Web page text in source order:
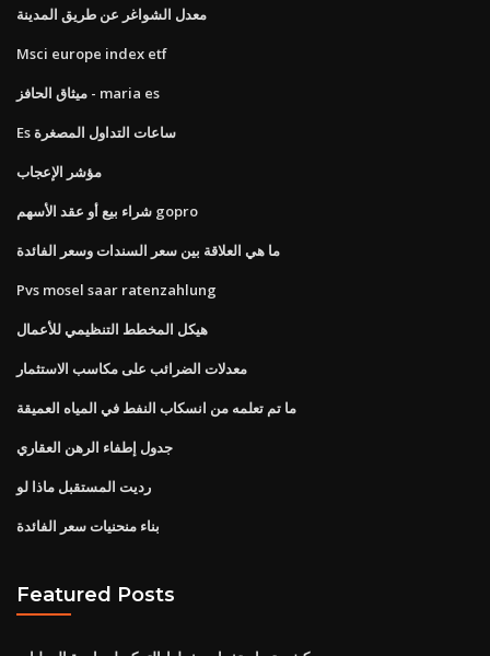
معدل الشواغر عن طريق المدينة
Msci europe index etf
ميثاق الحافز - maria es
Es ساعات التداول المصغرة
مؤشر الإعجاب
شراء بيع أو عقد الأسهم gopro
ما هي العلاقة بين سعر السندات وسعر الفائدة
Pvs mosel saar ratenzahlung
هيكل المخطط التنظيمي للأعمال
معدلات الضرائب على مكاسب الاستثمار
ما تم تعلمه من انسكاب النفط في المياه العميقة
جدول إطفاء الرهن العقاري
رديت المستقبل ماذا لو
بناء منحنيات سعر الفائدة
Featured Posts